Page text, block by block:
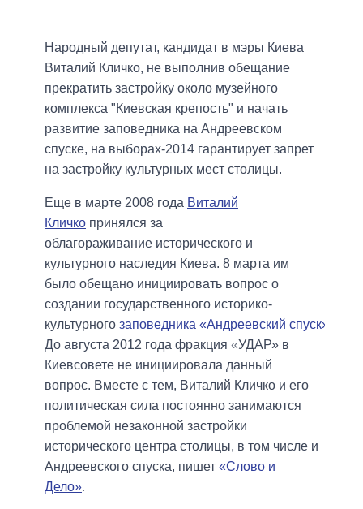
Народный депутат, кандидат в мэры Киева
Виталий Кличко, не выполнив обещание
прекратить застройку около музейного
комплекса "Киевская крепость" и начать
развитие заповедника на Андреевском
спуске, на выборах-2014 гарантирует запрет
на застройку культурных мест столицы.
Еще в марте 2008 года Виталий
Кличко принялся за
облагораживание исторического и
культурного наследия Киева. 8 марта им
было обещано инициировать вопрос о
создании государственного историко-
культурного заповедника «Андреевский спуск»
До августа 2012 года фракция «УДАР» в
Киевсовете не инициировала данный
вопрос. Вместе с тем, Виталий Кличко и его
политическая сила постоянно занимаются
проблемой незаконной застройки
исторического центра столицы, в том числе и
Андреевского спуска, пишет «Слово и
Дело».